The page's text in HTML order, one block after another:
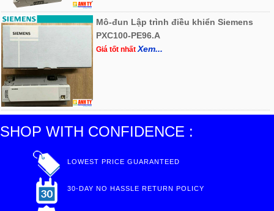
Mô-đun Lập trình điều khiển Siemens
PXC100-PE96.A
Giá tốt nhấtXem...
SHOP WITH CONFIDENCE :
LOWEST PRICE GUARANTEED
30-DAY NO HASSLE RETURN POLICY